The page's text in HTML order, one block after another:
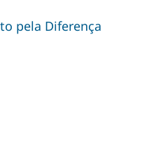
pela Diferença